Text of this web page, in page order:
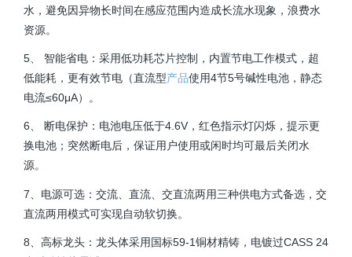
水，避免因异物长时间在感应范围内造成长流水现象，浪费水
资源。
5、 智能省电：采用低功耗芯片控制，内置节电工作模式，超
低能耗，更有效节电（直流型产品使用4节5号碱性电池，静态
电流≤60μA）。
6、 断电保护：电池电压低于4.6V，红色指示灯闪烁，提示更
换电池；突然断电后，保证用户使用或闲时均可最后关闭水
源。
7、电源可选：交流、直流、交直流两用三种供电方式备选，交
直流两用模式可实现自动软切换。
8、高标龙头：龙头体采用国标59-1铜材精铸，电镀过CASS 24